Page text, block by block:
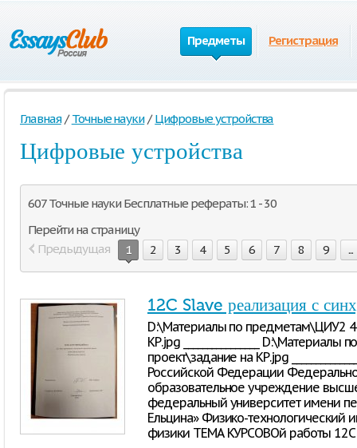
Предметы Регистрация
Главная / Точные науки / Цифровые устройства
Цифровые устройства
607 Точные науки Бесплатные рефераты: 1 - 30
Перейти на страницу
Предыдущая
1 2 3 4 5 6 7 8 9 ...
12C Slave реализация с
D:\Материалы по предметам\ЦИУ2 4
КР.jpg ________________
проект\задание на КР.jpg
Российской Федерации
образовательное учреждение
федеральный университет имени
Ельцина» Физико-технологический
физики ТЕМА КУРСОВОй работы 12C